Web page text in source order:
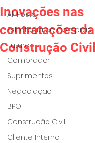
All Posts
Estratégia de Compras
Futuro
Comprador
Suprimentos
Negociação
BPO
Construção Civil
Cliente Interno
Inovações nas
contratações da
Construção Civil